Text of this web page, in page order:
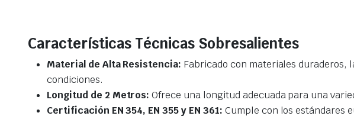
Características Técnicas Sobresalientes
Material de Alta Resistencia: Fabricado con materiales duraderos,
condiciones.
Longitud de 2 Metros: Ofrece una longitud adecuada para una
Certificación EN 354, EN 355 y EN 361: Cumple con los estándares